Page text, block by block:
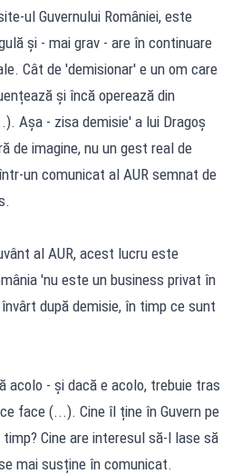
ul Guvernului României, este
și - mai grav - are în continuare
Cât de 'demisionar' e un om care
și încă operează din
Așa - zisa demisie' a lui Dragoș
de imagine, nu un gest real de
un comunicat al AUR semnat de
al AUR, acest lucru este
'nu este un business privat în
după demisie, în timp ce sunt
acolo - și dacă e acolo, trebuie tras
face (...). Cine îl ține în Guvern pe
Cine are interesul să-l lase să
mai susține în comunicat.